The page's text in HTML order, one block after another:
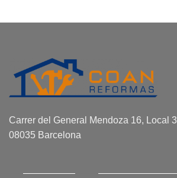
Carrer del General Mendoza 16, Local 3
08035 Barcelona